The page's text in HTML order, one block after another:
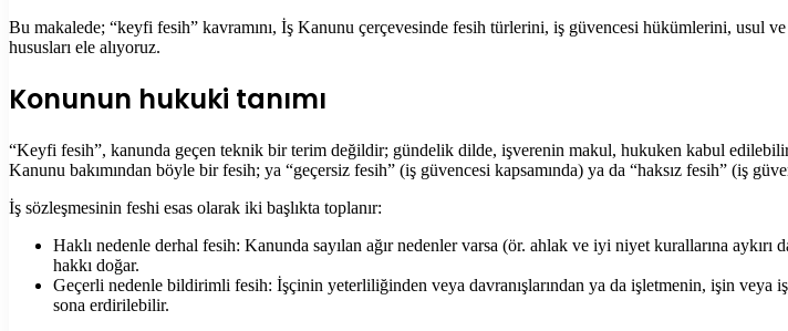
Bu makalede; “keyfi fesih” kavramını, İş Kanunu çerçevesinde fesih türlerini, iş güvencesi hükümlerini, usul
hususları ele alıyoruz.
Konunun hukuki tanımı
“Keyfi fesih”, kanunda geçen teknik bir terim değildir; gündelik dilde, işverenin makul, hukuken kabul
Kanunu bakımından böyle bir fesih; ya “geçersiz fesih” (iş güvencesi kapsamında) ya da “haksız fesih” (iş
İş sözleşmesinin feshi esas olarak iki başlıkta toplanır:
Haklı nedenle derhal fesih: Kanunda sayılan ağır nedenler varsa (ör. ahlak ve iyi niyet kurallarına aykırı
hakkı doğar.
Geçerli nedenle bildirimli fesih: İşçinin yeterliliğinden veya davranışlarından ya da işletmenin, işin
sona erdirilebilir.